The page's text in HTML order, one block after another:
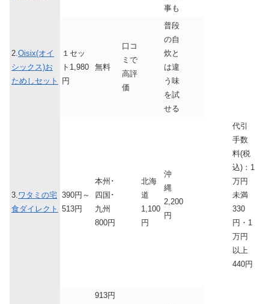
事も
2.Oisix(オイ
シックス)お
ためしセット
１セッ
ト1,980
円
無料
口コ
ミで
高評
価
普段
の自
炊と
は違
う味
を試
せる
3.ワタミの宅
食ダイレクト
390円～
513円
本州･
四国･
九州
800円
北海
道
1,100
円
沖
縄
2,200
円
代引
手数
料(税
込)：1
万円
未満
330
円・1
万円
以上
440円
913円